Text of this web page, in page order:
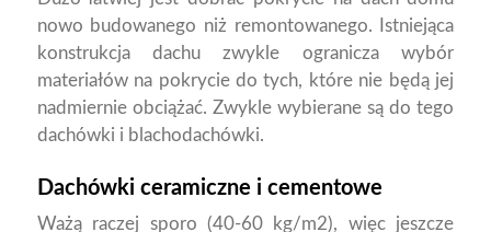
nowo budowanego niż remontowanego. Istniejąca
konstrukcja dachu zwykle ogranicza wybór
materiałów na pokrycie do tych, które nie będą jej
nadmiernie obciążać. Zwykle wybierane są do tego
dachówki i blachodachówki.
Dachówki ceramiczne i cementowe
Ważą raczej sporo (40-60 kg/m2), więc jeszcze